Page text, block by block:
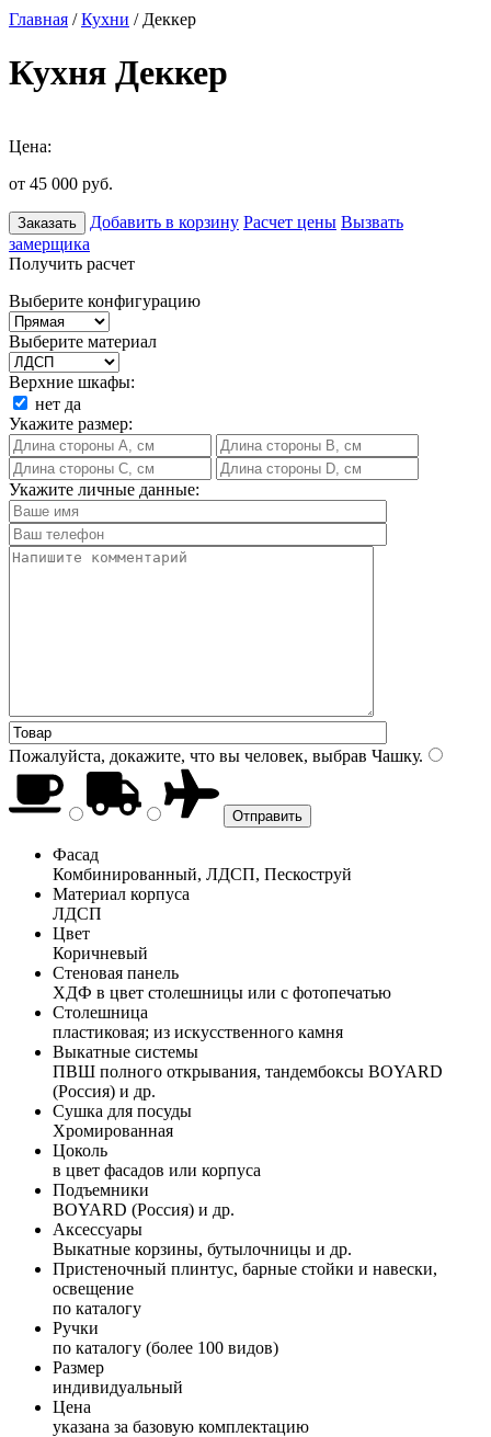
Главная /Кухни / Деккер
Кухня Деккер
Цена:
от 45 000 руб.
Заказать Добавить в корзину Расчет цены Вызвать
замерщика
Получить расчет
Выберите конфигурацию
Выберите материал
Верхние шкафы:
нет да
Укажите размер:
Укажите личные данные:
Пожалуйста, докажите, что вы человек, выбрав Чашку.
Фасад
Комбинированный, ЛДСП, Пескоструй
Материал корпуса
ЛДСП
Цвет
Коричневый
Стеновая панель
ХДФ в цвет столешницы или с фотопечатью
Столешница
пластиковая; из искусственного камня
Выкатные системы
ПВШ полного открывания, тандембоксы BOYARD
(Россия) и др.
Сушка для посуды
Хромированная
Цоколь
в цвет фасадов или корпуса
Подъемники
BOYARD (Россия) и др.
Аксессуары
Выкатные корзины, бутылочницы и др.
Пристеночный плинтус, барные стойки и навески,
освещение
по каталогу
Ручки
по каталогу (более 100 видов)
Размер
индивидуальный
Цена
указана за базовую комплектацию